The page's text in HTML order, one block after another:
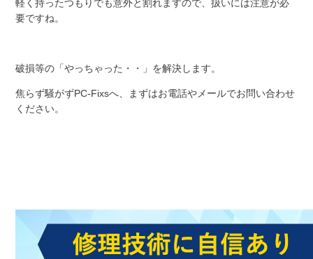
軽く持ったつもりでも意外と割れますので、扱いには注意が必
要ですね。
破損等の「やっちゃった・・」を解決します。
焦らず騒がずPC-Fixsへ、まずはお電話やメールでお問い合わせ
ください。